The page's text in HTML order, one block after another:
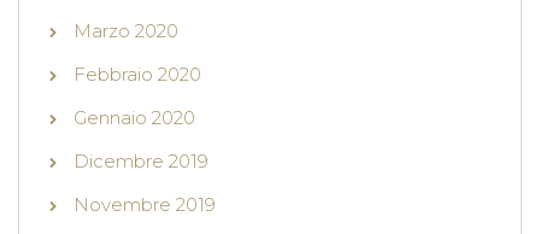
Marzo 2020
Febbraio 2020
Gennaio 2020
Dicembre 2019
Novembre 2019